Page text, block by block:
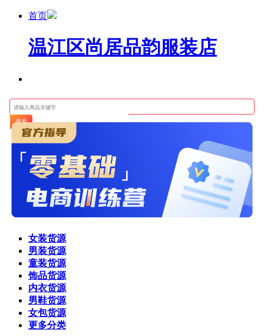
首页
温江区尚居品韵服装店
搜索
女装货源
男装货源
童装货源
饰品货源
内衣货源
男鞋货源
女包货源
更多分类